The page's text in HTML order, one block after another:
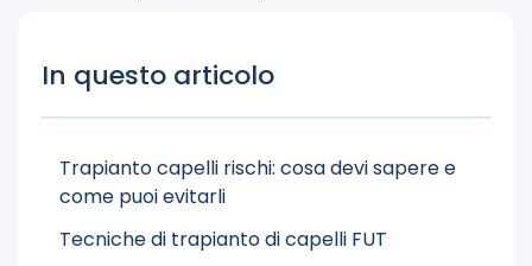
In questo articolo
Trapianto capelli rischi: cosa devi sapere e
come puoi evitarli
Tecniche di trapianto di capelli FUT